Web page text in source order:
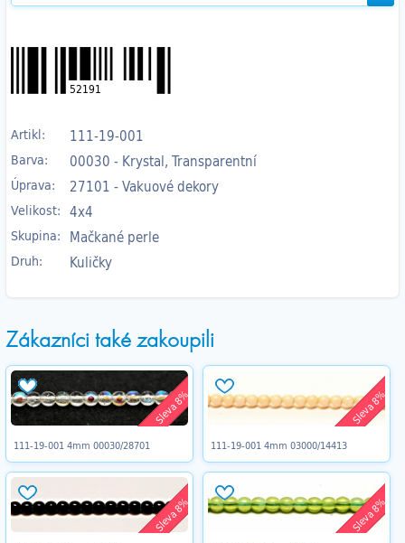
52191
Artikl: 111-19-001
Barva: 00030 - Krystal, Transparentní
Úprava: 27101 - Vakuové dekory
Velikost: 4x4
Skupina: Mačkané perle
Druh: Kuličky
Zákazníci také zakoupili
Sleva 8%
111-19-001 4mm 00030/28701
Sleva 8%
111-19-001 4mm 03000/14413
Sleva 8% Sleva 8%